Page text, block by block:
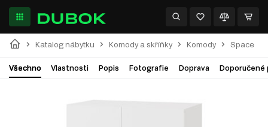
Katalog nábytku Komody a skříňky Komody Space
Všechno Vlastnosti Popis Fotografie Doprava Doporučené